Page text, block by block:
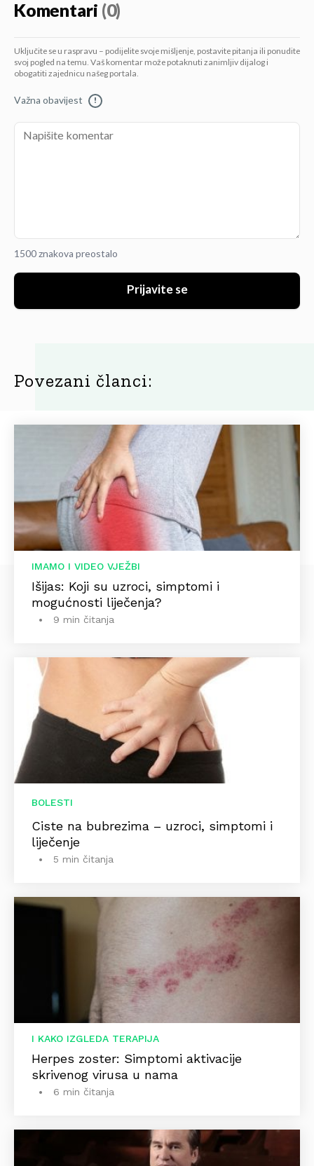
Komentari (0)
Uključite se u raspravu – podijelite svoje mišljenje, postavite pitanja ili ponudite
svoj pogled na temu. Vaš komentar može potaknuti zanimljiv dijalog i
obogatiti zajednicu našeg portala.
Važna obavijest !
1500 znakova preostalo
Prijavite se
Povezani članci:
IMAMO I VIDEO VJEŽBI
Išijas: Koji su uzroci, simptomi i
mogućnosti liječenja?
9 min čitanja
BOLESTI
Ciste na bubrezima – uzroci, simptomi i
liječenje
5 min čitanja
I KAKO IZGLEDA TERAPIJA
Herpes zoster: Simptomi aktivacije
skrivenog virusa u nama
6 min čitanja